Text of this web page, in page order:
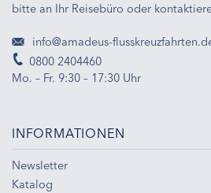
bitte an Ihr Reisebüro oder
info@amadeus-
0800 2404460
Mo. – Fr. 9:30 – 17:30 Uhr
INFORMATIONEN
Newsletter
Katalog